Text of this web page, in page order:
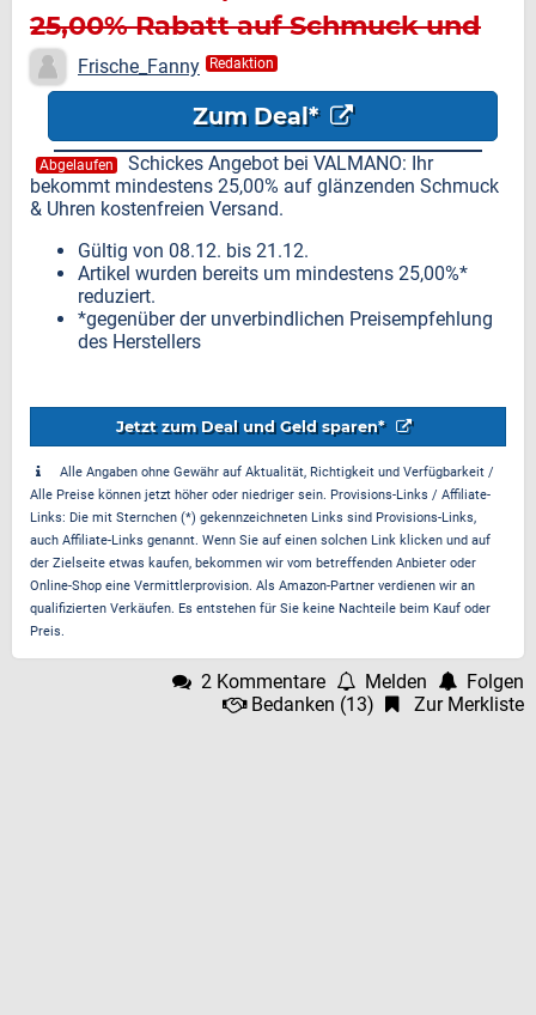
25,00% Rabatt auf Schmuck und
UhrenFrische_Fanny Redaktion
Zum Deal*
Abgelaufen
Schickes Angebot bei VALMANO: Ihr
bekommt mindestens 25,00% auf glänzenden Schmuck
& Uhren kostenfreien Versand.
Gültig von 08.12. bis 21.12.
Artikel wurden bereits um mindestens 25,00%*
reduziert.
*gegenüber der unverbindlichen Preisempfehlung
des Herstellers
Jetzt zum Deal und Geld sparen*
Alle Angaben ohne Gewähr auf Aktualität, Richtigkeit und Verfügbarkeit /
Alle Preise können jetzt höher oder niedriger sein. Provisions-Links / Affiliate-
Links: Die mit Sternchen (*) gekennzeichneten Links sind Provisions-Links,
auch Affiliate-Links genannt. Wenn Sie auf einen solchen Link klicken und auf
der Zielseite etwas kaufen, bekommen wir vom betreffenden Anbieter oder
Online-Shop eine Vermittlerprovision. Als Amazon-Partner verdienen wir an
qualifizierten Verkäufen. Es entstehen für Sie keine Nachteile beim Kauf oder
Preis.
2 Kommentare Melden
Folgen
Bedanken (13) Zur Merkliste